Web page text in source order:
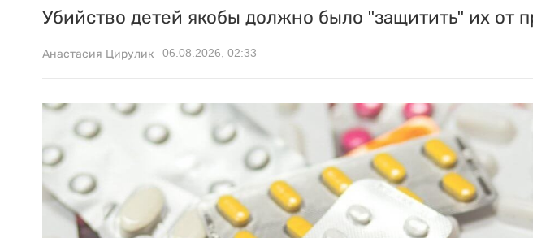
Убийство детей якобы должно было "защитить" их от
Анастасия Цирулик 06.08.2026, 02:33